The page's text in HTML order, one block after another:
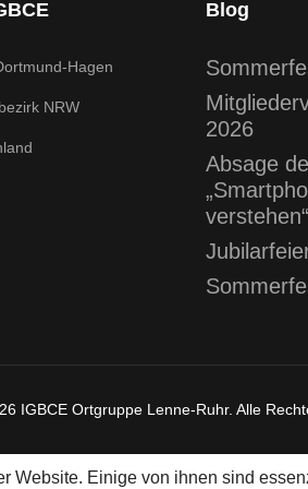
Hagen
NRW
Blog
2026
Absage
verstehen“
IGBCE Ortgruppe Lenne-Ruhr. Alle
Website. Einige von ihnen sind